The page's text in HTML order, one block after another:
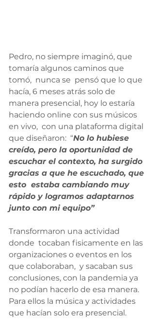
Pedro, no siempre imaginó, que
tomaría algunos caminos que
tomó,  nunca se  pensó que lo que
hacía, 6 meses atrás solo de
manera presencial, hoy lo estaría
haciendo online con sus músicos
en vivo,  con una plataforma digital
que diseñaron:  “No lo hubiese
creído, pero la oportunidad de
escuchar el contexto, ha surgido
gracias a que he escuchado, que
esto  estaba cambiando muy
rápido y logramos adaptarnos
junto con mi equipo”
Transformaron una actividad
donde  tocaban fisicamente en las
organizaciones o eventos en los
que colaboraban,  y sacaban sus
conclusiones, con la pandemia ya
no podían hacerlo de esa manera.
Para ellos la música y actividades
que hacían solo era presencial.